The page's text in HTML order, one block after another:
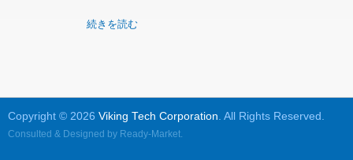
続きを読む
Copyright © 2026 Viking Tech Corporation. All Rights Reserved.
Consulted & Designed by Ready-Market.